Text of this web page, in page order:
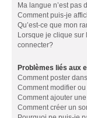
Ma langue n’est pas
Comment puis-je
Qu’est-ce que mon
Lorsque je clique sur
connecter?
Problèmes liés aux
Comment poster
Comment modifier
Comment ajouter
Comment créer un